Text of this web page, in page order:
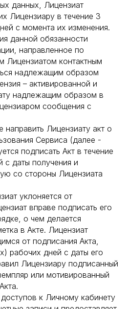
данных, Лицензиат
Лицензиару в течение 3
с момента их изменения.
данной обязанности
направленное по
Лицензиатом контактным
надлежащим образом
– активированной и
надлежащим образом в
сообщения с
направить Лицензиату акт о
Сервиса (далее -
подписать Акт в течение
с даты получения и
со стороны Лицензиата
уклоняется от
вправе подписать его
о чем делается
в Акте. Лицензиат
от подписания Акта,
рабочих дней с даты его
Лицензиару подписанный
или мотивированный
к Личному кабинету